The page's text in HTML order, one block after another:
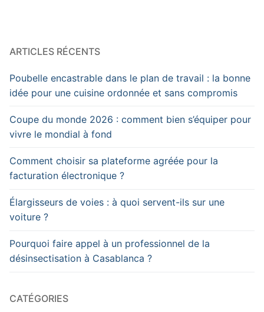
ARTICLES RÉCENTS
Poubelle encastrable dans le plan de travail : la bonne
idée pour une cuisine ordonnée et sans compromis
Coupe du monde 2026 : comment bien s’équiper pour
vivre le mondial à fond
Comment choisir sa plateforme agréée pour la
facturation électronique ?
Élargisseurs de voies : à quoi servent-ils sur une
voiture ?
Pourquoi faire appel à un professionnel de la
désinsectisation à Casablanca ?
CATÉGORIES